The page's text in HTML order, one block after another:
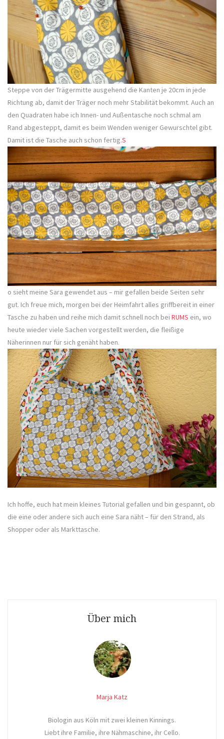
Steppe von der Trägermitte ausgehend die Kanten je 20cm in jede
Richtung ab, damit der Träger noch mehr Stabilität bekommt. Auch an
den Quadraten habe ich Innen- und Außentasche noch schmal am
Rand abgesteppt, damit es beim Wenden weniger Gewurschtel gibt.
Damit ist die Tasche auch schon fertig.S
o sieht meine Sara gewendet aus – mir gefallen beide Seiten sehr
gut. Ich freue mich, morgen bei der Heimfahrt alles griffbereit in einer
Tasche zu haben und reihe mich damit schnell noch bei RUMS ein, wo
heute wieder viele Sachen vorgestellt werden, die fleißige
Näherinnen nur für sich genäht haben.
Ich hoffe, euch hat mein kleines Tutorial gefallen und bin gespannt, ob
die eine oder andere sich auch eine Sara näht – für den Strand, als
Shopper oder als Markttasche.
Über mich
Marja Katz
Biologin aus Köln mit zwei kleinen Kinnings.
Liebt ihre Familie, ihre Nähmaschine, ihr Cello.